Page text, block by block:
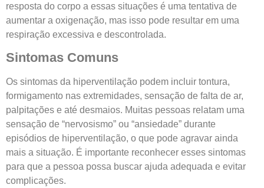
resposta do corpo a essas situações é uma tentativa de
aumentar a oxigenação, mas isso pode resultar em uma
respiração excessiva e descontrolada.
Sintomas Comuns
Os sintomas da hiperventilação podem incluir tontura,
formigamento nas extremidades, sensação de falta de ar,
palpitações e até desmaios. Muitas pessoas relatam uma
sensação de “nervosismo” ou “ansiedade” durante
episódios de hiperventilação, o que pode agravar ainda
mais a situação. É importante reconhecer esses sintomas
para que a pessoa possa buscar ajuda adequada e evitar
complicações.